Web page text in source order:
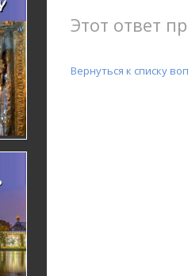
Этот ответ
Вернуться к списку